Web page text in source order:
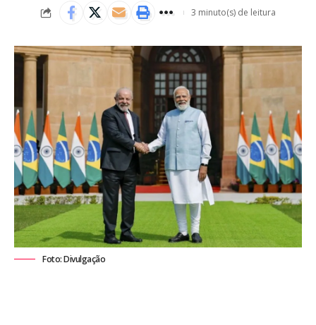
3 minuto(s) de leitura
Foto: Divulgação